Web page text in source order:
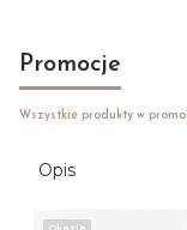
Promocje
Wszystkie produkty w
Opis